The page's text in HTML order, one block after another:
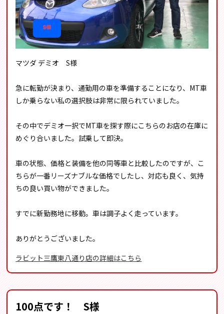
マツダ デミオ S様
急に転勤が決まり、通勤用の車を準備することになり、MT車
しか乗らない私の選択肢は非常に限られていました。
その中でデミオ一択でMT車を探す際にこちらのお店の在庫に
めぐり合いました。試乗して即決。
車の状態、価格と装備を他の同等車と比較したのですが、こ
ちらが一番リーズナブルな価格でしたし、対応も良く、気持
ちの良い買い物ができました。
すでに新勤務地に移動。車は調子よく走っています。
ありがとうございました。
ラビット三鷹東八通り店の詳細はこちら
100点です！ S様